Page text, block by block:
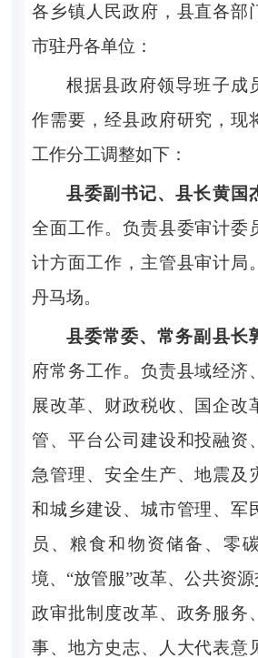
各乡镇人民政府，县直各部
市驻丹各单位：
根据县政府领导班子成
作需要，经县政府研究，现
工作分工调整如下：
县委副书记、县长黄国
全面工作。负责县委审计委
计方面工作，主管县审计局
丹马场。
县委常委、常务副县长
府常务工作。负责县域经济
展改革、财政税收、国企改
管、平台公司建设和投融资
急管理、安全生产、地震及
和城乡建设、城市管理、军
员、粮食和物资储备、零
境、“放管服”改革、公共资
政审批制度改革、政务服务
事、地方史志、人大代表意